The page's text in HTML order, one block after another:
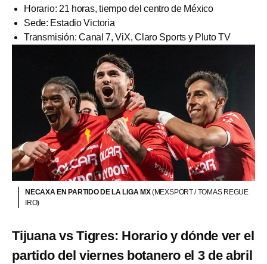
Horario: 21 horas, tiempo del centro de México
Sede: Estadio Victoria
Transmisión: Canal 7, ViX, Claro Sports y Pluto TV
NECAXA EN PARTIDO DE LA LIGA MX(MEXSPORT / TOMAS REGUE
IRO)
Tijuana vs Tigres: Horario y dónde ver el
partido del viernes botanero el 3 de abril